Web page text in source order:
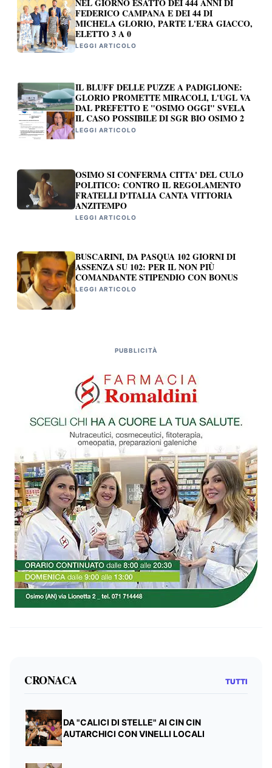
NEL GIORNO ESATTO DEI 444 ANNI DI
FEDERICO CAMPANA E DEI 44 DI
MICHELA GLORIO, PARTE L'ERA GIACCO,
ELETTO 3 A 0
LEGGI ARTICOLO
IL BLUFF DELLE PUZZE A PADIGLIONE:
GLORIO PROMETTE MIRACOLI, L'UGL VA
DAL PREFETTO E "OSIMO OGGI" SVELA
IL CASO POSSIBILE DI SGR BIO OSIMO 2
LEGGI ARTICOLO
OSIMO SI CONFERMA CITTA' DEL CULO
POLITICO: CONTRO IL REGOLAMENTO
FRATELLI D'ITALIA CANTA VITTORIA
ANZITEMPO
LEGGI ARTICOLO
BUSCARINI, DA PASQUA 102 GIORNI DI
ASSENZA SU 102: PER IL NON PIÙ
COMANDANTE STIPENDIO CON BONUS
LEGGI ARTICOLO
PUBBLICITÀ
CRONACA TUTTI
DA "CALICI DI STELLE" AI CIN CIN
AUTARCHICI CON VINELLI LOCALI